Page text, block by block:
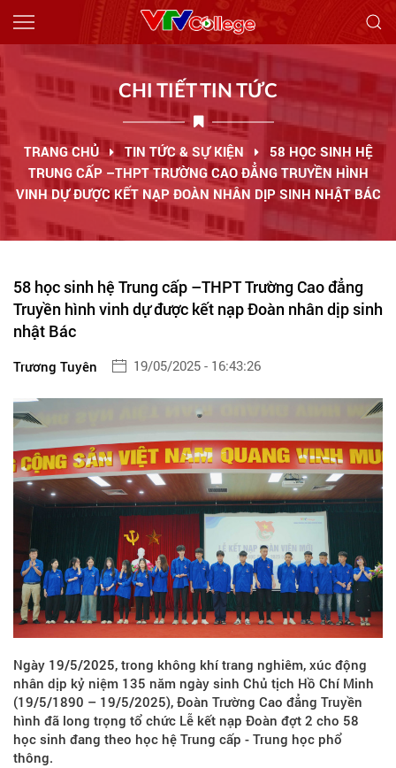
Giới thiệu
Tuyển sinh
70 NĂM VTVCOLLEGE
Ngành học
Thông báo
Công khai
Liên hệ
CHI TIẾT TIN TỨC
TRANG CHỦ TIN TỨC & SỰ KIỆN
58 HỌC SINH HỆ
TRUNG CẤP –THPT TRƯỜNG CAO ĐẲNG TRUYỀN HÌNH
VINH DỰ ĐƯỢC KẾT NẠP ĐOÀN NHÂN DỊP SINH NHẬT BÁC
58 học sinh hệ Trung cấp –THPT Trường Cao đẳng
Truyền hình vinh dự được kết nạp Đoàn nhân dịp sinh
nhật Bác
Trương Tuyên 19/05/2025 - 16:43:26
Ngày 19/5/2025, trong không khí trang nghiêm, xúc động
nhân dịp kỷ niệm 135 năm ngày sinh Chủ tịch Hồ Chí Minh
(19/5/1890 – 19/5/2025), Đoàn Trường Cao đẳng Truyền
hình đã long trọng tổ chức Lễ kết nạp Đoàn đợt 2 cho 58
học sinh đang theo học hệ Trung cấp - Trung học phổ
thông.